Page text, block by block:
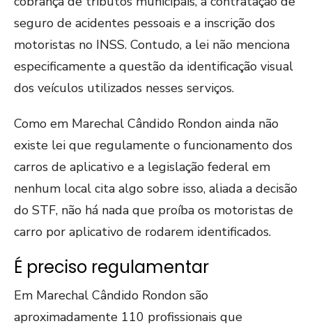
seguro de acidentes pessoais e a inscrição dos
motoristas no INSS. Contudo, a lei não menciona
especificamente a questão da identificação visual
dos veículos utilizados nesses serviços​​​​​​.
Como em Marechal Cândido Rondon ainda não
existe lei que regulamente o funcionamento dos
carros de aplicativo e a legislação federal em
nenhum local cita algo sobre isso, aliada a decisão
do STF, não há nada que proíba os motoristas de
carro por aplicativo de rodarem identificados.
É preciso regulamentar
Em Marechal Cândido Rondon são
aproximadamente 110 profissionais que